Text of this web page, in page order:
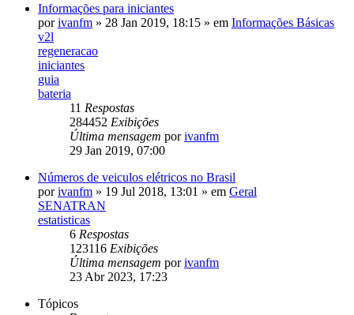
Informações para iniciantes
porivanfm » 28 Jan 2019, 18:15 » em Informações Básicas
v2l
regeneracao
iniciantes
guia
bateria
11 Respostas
284452 Exibições
Última mensagem porivanfm
29 Jan 2019, 07:00
Números de veiculos elétricos no Brasil
porivanfm » 19 Jul 2018, 13:01 » em Geral
SENATRAN
estatisticas
6 Respostas
123116 Exibições
Última mensagem porivanfm
23 Abr 2023, 17:23
Tópicos